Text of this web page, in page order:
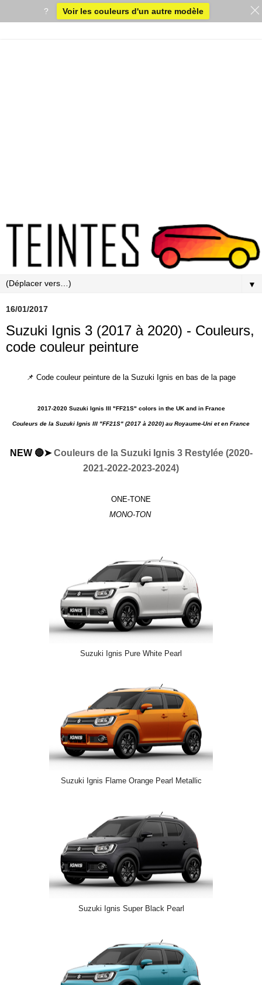
▼
16/01/2017
Suzuki Ignis 3 (2017 à 2020) - Couleurs,
code couleur peinture
📌 Code couleur peinture de la Suzuki Ignis en bas de la page
2017-2020 Suzuki Ignis III "FF21S" colors in the UK and in France
Couleurs de la Suzuki Ignis III "FF21S" (2017 à 2020) au Royaume-Uni et en France
NEW 🔴➤Couleurs de la Suzuki Ignis 3 Restylée (2020-
2021-2022-2023-2024)
ONE-TONE
MONO-TON
Suzuki Ignis Pure White Pearl
Suzuki Ignis Flame Orange Pearl Metallic
Suzuki Ignis Super Black Pearl
? Voir les couleurs d'un autre modèle